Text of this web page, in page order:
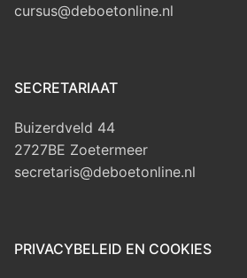
cursus@deboetonline.nl
SECRETARIAAT
Buizerdveld 44
2727BE Zoetermeer
secretaris@deboetonline.nl
PRIVACYBELEID EN COOKIES